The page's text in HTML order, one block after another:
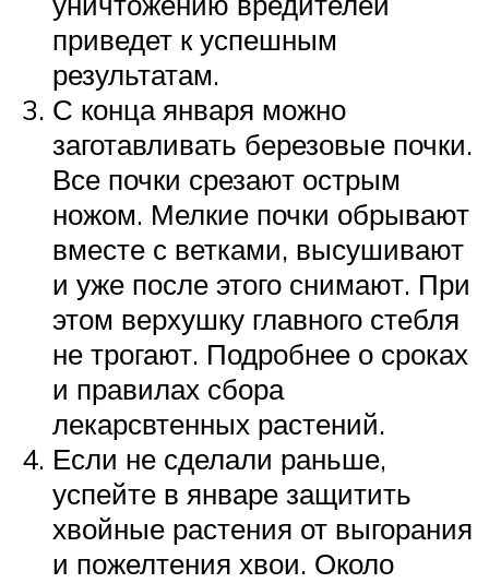
приведет к успешным
результатам.
С конца января можно
заготавливать березовые почки.
Все почки срезают острым
ножом. Мелкие почки обрывают
вместе с ветками, высушивают
и уже после этого снимают. При
этом верхушку главного стебля
не трогают. Подробнее о сроках
и правилах сбора
лекарсвтенных растений.
Если не сделали раньше,
успейте в январе защитить
хвойные растения от выгорания
и пожелтения хвои. Около